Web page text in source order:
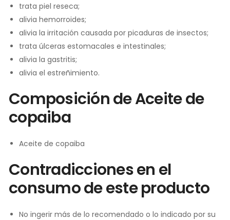
trata piel reseca;
alivia hemorroides;
alivia la irritación causada por picaduras de insectos;
trata úlceras estomacales e intestinales;
alivia la gastritis;
alivia el estreñimiento.
Composición de Aceite de
copaiba
Aceite de copaiba
Contradicciones en el
consumo de este producto
No ingerir más de lo recomendado o lo indicado por su